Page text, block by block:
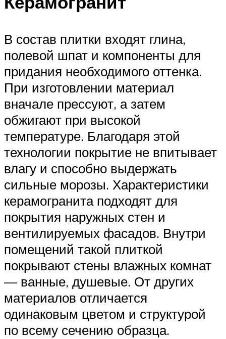
В состав плитки входят глина,
полевой шпат и компоненты для
придания необходимого оттенка.
При изготовлении материал
вначале прессуют, а затем
обжигают при высокой
температуре. Благодаря этой
технологии покрытие не впитывает
влагу и способно выдержать
сильные морозы. Характеристики
керамогранита подходят для
покрытия наружных стен и
вентилируемых фасадов. Внутри
помещений такой плиткой
покрывают стены влажных комнат
— ванные, душевые. От других
материалов отличается
одинаковым цветом и структурой
по всему сечению образца.